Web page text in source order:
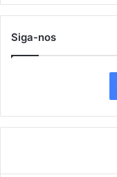
Siga-nos